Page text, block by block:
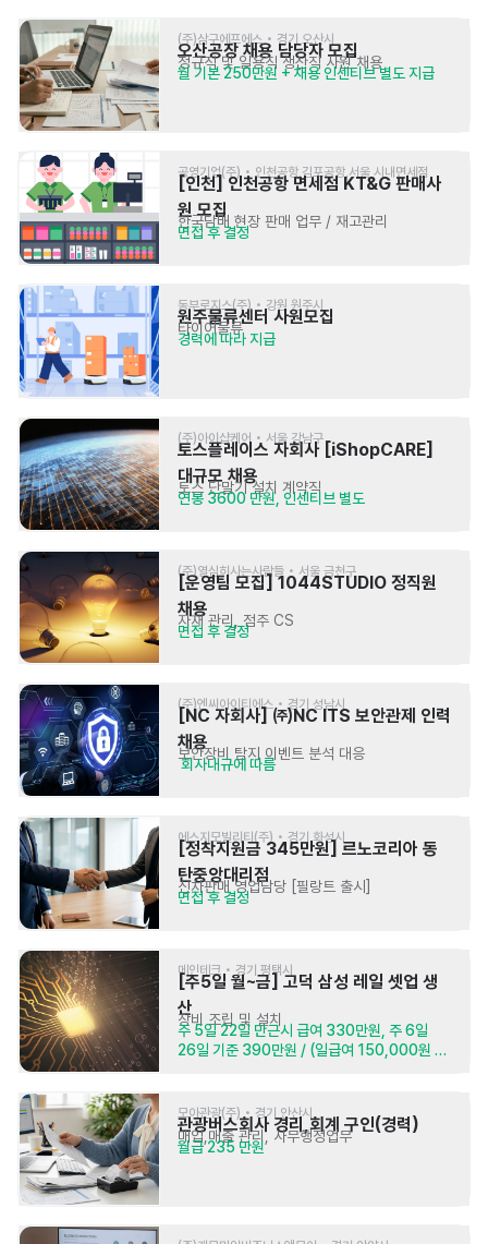
(주)삼구에프에스 • 경기 오산시
오산공장 채용 담당자 모집
정규직 및 일용직 생산직 사원 채용
월 기본 250만원 + 채용 인센티브 별도 지급
공영기업(주) • 인천공항,김포공항,서울 시내면세점
[인천] 인천공항 면세점 KT&G 판매사
원 모집
한국담배 현장 판매 업무 / 재고관리
면접 후 결정
동부로지스(주) • 강원 원주시
원주물류센터 사원모집
타이어물류
경력에 따라 지급
(주)아이샵케어 • 서울 강남구
토스플레이스 자회사 [iShopCARE]
대규모 채용
토스 단말기 설치 계약직
연봉 3600 만원, 인센티브 별도
(주)열심히사는사람들 • 서울 금천구
[운영팀 모집] 1044STUDIO 정직원
채용
자재 관리, 점주 CS
면접 후 결정
(주)엔씨아이티에스 • 경기 성남시
[NC 자회사] ㈜NC ITS 보안관제 인력
채용
보안장비 탐지 이벤트 분석 대응
회사내규에 따름
에스지모빌리티(주) • 경기 화성시
[정착지원금 345만원] 르노코리아 동
탄중앙대리점
신차판매 영업담당 [필랑트 출시]
면접 후 결정
메인테크 • 경기 평택시
[주5일 월~금] 고덕 삼성 레일 셋업 생
산
장비 조립 및 설치
주 5일 22일 만근시 급여 330만원, 주 6일
26일 기준 390만원 / (일급여 150,000원
모아관광(주) • 경기 안산시
관광버스회사 경리,회계 구인(경력)
매입,매출 관리, 사무행정업무
월급 235 만원